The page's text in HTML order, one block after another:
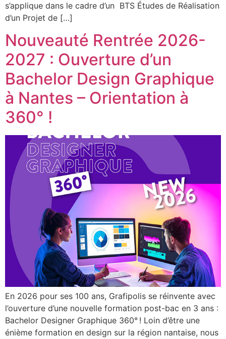
s’applique dans le cadre d’un BTS Études de Réalisation
d’un Projet de […]
Nouveauté Rentrée 2026-
2027 : Ouverture d’un
Bachelor Design Graphique
à Nantes – Orientation à
360° !
En 2026 pour ses 100 ans, Grafipolis se réinvente avec
l’ouverture d’une nouvelle formation post-bac en 3 ans :
Bachelor Designer Graphique 360° ! Loin d’être une
énième formation en design sur la région nantaise, nous